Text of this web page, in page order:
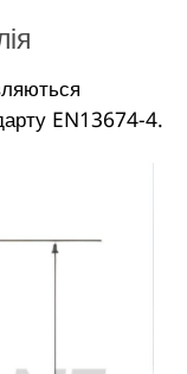
EN13674-4.